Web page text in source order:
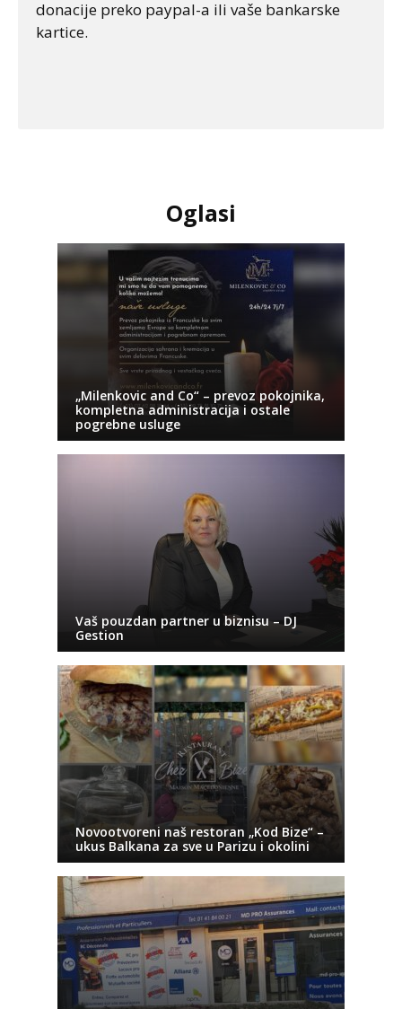
donacije preko paypal-a ili vaše bankarske
kartice.
Oglasi
„Milenkovic and Co“ – prevoz pokojnika,
kompletna administracija i ostale
pogrebne usluge
Vaš pouzdan partner u biznisu – DJ
Gestion
Novootvoreni naš restoran „Kod Bize“ –
ukus Balkana za sve u Parizu i okolini